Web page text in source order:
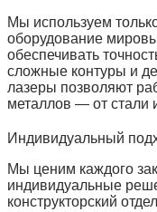
Мы используем
оборудование
обеспечивать
сложные контуры и
лазеры позволяют
металлов — от стали
Индивидуальный
Мы ценим каждого
индивидуальные
конструкторский